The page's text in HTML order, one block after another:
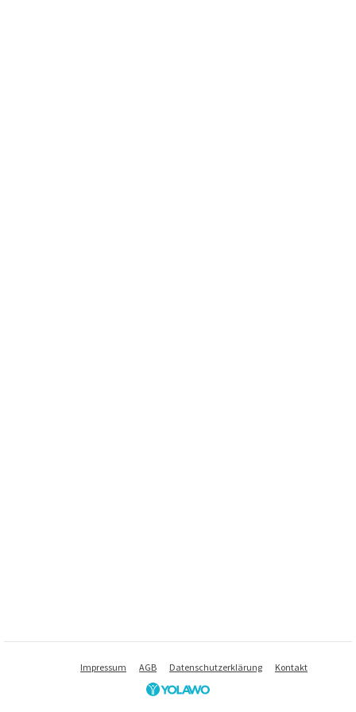
Impressum AGB Datenschutzerklärung Kontakt